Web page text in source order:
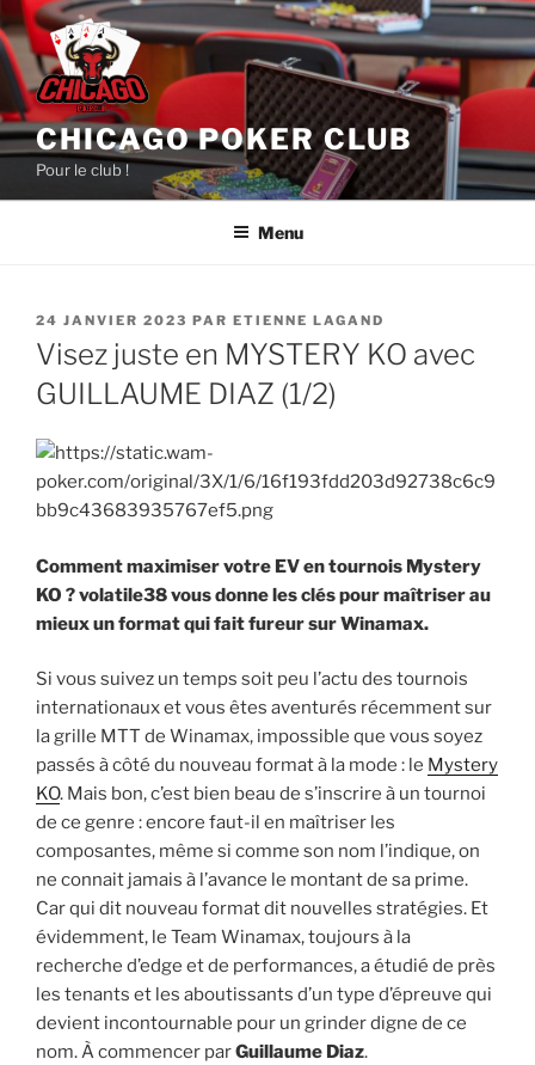
Aller
au
contenu
principal
CHICAGO POKER CLUB
Pour le club !
Menu
PUBLIÉ
LE
24 JANVIER 2023 PAR ETIENNE LAGAND
Visez juste en MYSTERY KO avec
GUILLAUME DIAZ (1/2)
Comment maximiser votre EV en tournois Mystery
KO ? volatile38 vous donne les clés pour maîtriser au
mieux un format qui fait fureur sur Winamax.
Si vous suivez un temps soit peu l’actu des tournois
internationaux et vous êtes aventurés récemment sur
la grille MTT de Winamax, impossible que vous soyez
passés à côté du nouveau format à la mode : le Mystery
KO. Mais bon, c’est bien beau de s’inscrire à un tournoi
de ce genre : encore faut-il en maîtriser les
composantes, même si comme son nom l’indique, on
ne connait jamais à l’avance le montant de sa prime.
Car qui dit nouveau format dit nouvelles stratégies. Et
évidemment, le Team Winamax, toujours à la
recherche d’edge et de performances, a étudié de près
les tenants et les aboutissants d’un type d’épreuve qui
devient incontournable pour un grinder digne de ce
nom. À commencer parGuillaume Diaz.